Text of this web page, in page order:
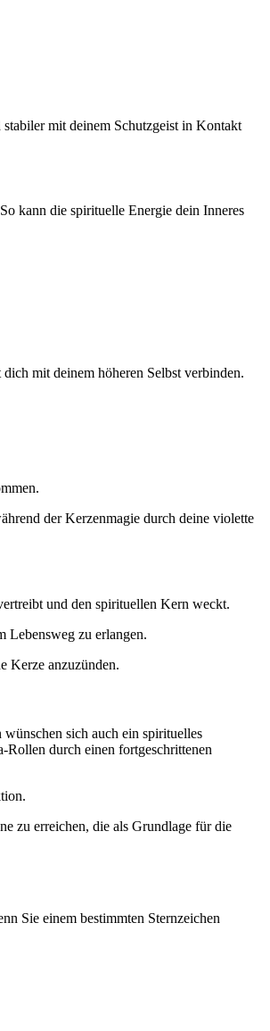
mit deinem Schutzgeist in Kontakt
kann die spirituelle Energie dein Inneres
mit deinem höheren Selbst verbinden.
der Kerzenmagie durch deine violette
und den spirituellen Kern weckt.
Lebensweg zu erlangen.
Kerze anzuzünden.
sich auch ein spirituelles
durch einen fortgeschrittenen
zu erreichen, die als Grundlage für die
Sie einem bestimmten Sternzeichen